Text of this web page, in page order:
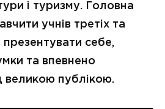
і туризму. Головна
учнів третіх та
презентувати себе,
та впевнено
великою публікою.